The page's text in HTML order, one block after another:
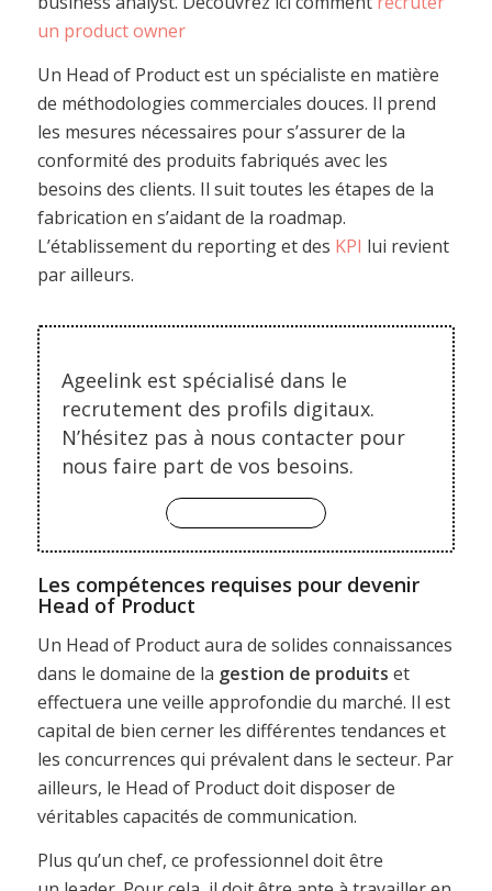
un product owner
Un Head of Product est un spécialiste en matière
de méthodologies commerciales douces. Il prend
les mesures nécessaires pour s’assurer de la
conformité des produits fabriqués avec les
besoins des clients. Il suit toutes les étapes de la
fabrication en s’aidant de la roadmap.
L’établissement du reporting et des KPI lui revient
par ailleurs.
Ageelink est spécialisé dans le
recrutement des profils digitaux.
N’hésitez pas à nous contacter pour
nous faire part de vos besoins.
je vous contacte
Les compétences requises pour devenir
Head of Product
Un Head of Product aura de solides connaissances
dans le domaine de la gestion de produits et
effectuera une veille approfondie du marché. Il est
capital de bien cerner les différentes tendances et
les concurrences qui prévalent dans le secteur. Par
ailleurs, le Head of Product doit disposer de
véritables capacités de communication.
Plus qu’un chef, ce professionnel doit être